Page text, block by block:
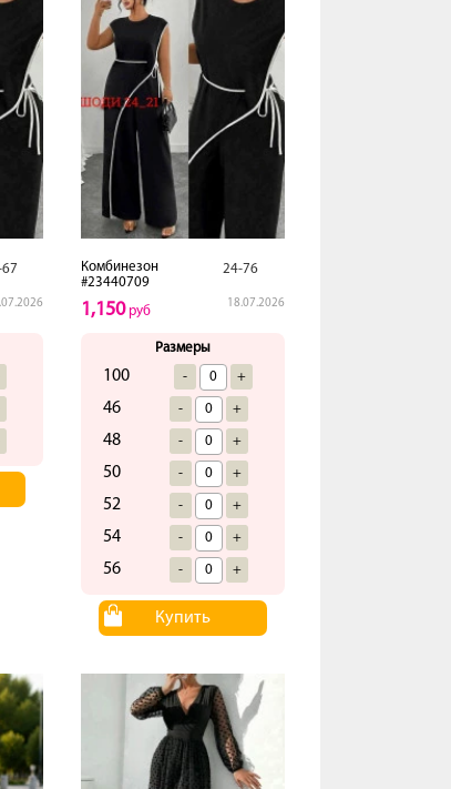
Комбинезон
#23440709
24-76
18.07.2026
1,150руб
Размеры
100 - +
46 - +
48 - +
50 - +
52 - +
54 - +
56 - +
Купить